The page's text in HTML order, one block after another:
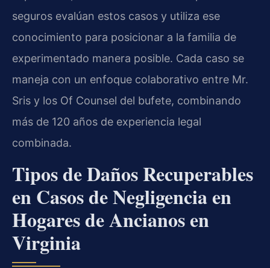
seguros evalúan estos casos y utiliza ese
conocimiento para posicionar a la familia de
experimentado manera posible. Cada caso se
maneja con un enfoque colaborativo entre Mr.
Sris y los Of Counsel del bufete, combinando
más de 120 años de experiencia legal
combinada.
Tipos de Daños Recuperables
en Casos de Negligencia en
Hogares de Ancianos en
Virginia